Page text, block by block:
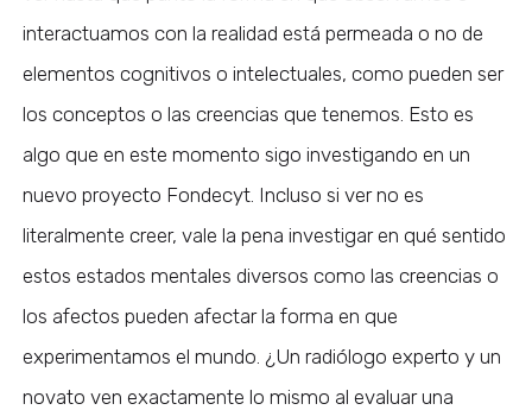
interactuamos con la realidad está permeada o no de
elementos cognitivos o intelectuales, como pueden ser
los conceptos o las creencias que tenemos. Esto es
algo que en este momento sigo investigando en un
nuevo proyecto Fondecyt. Incluso si ver no es
literalmente creer, vale la pena investigar en qué sentido
estos estados mentales diversos como las creencias o
los afectos pueden afectar la forma en que
experimentamos el mundo. ¿Un radiólogo experto y un
novato ven exactamente lo mismo al evaluar una